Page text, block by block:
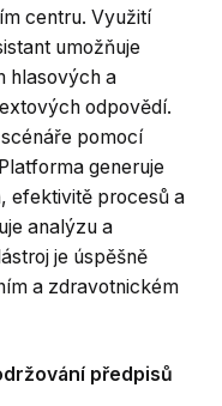
centru. Využití
umožňuje
hlasových a
odpovědí.
pomocí
generuje
efektivitě procesů a
analýzu a
je úspěšně
a zdravotnickém
předpisů